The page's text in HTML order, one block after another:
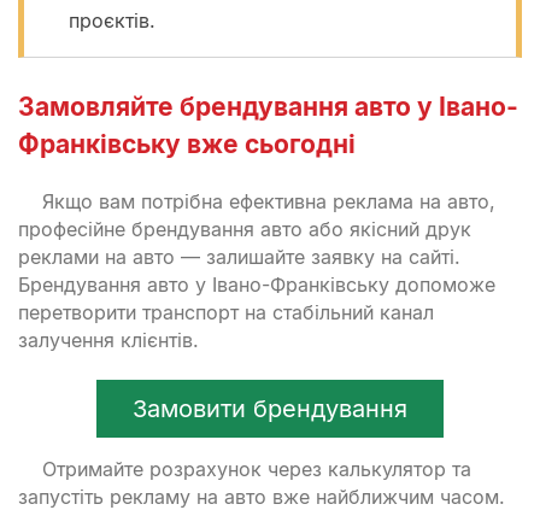
проєктів.
Замовляйте брендування авто у Івано-
Франківську вже сьогодні
Якщо вам потрібна ефективна реклама на авто,
професійне брендування авто або якісний друк
реклами на авто — залишайте заявку на сайті.
Брендування авто у Івано-Франківську допоможе
перетворити транспорт на стабільний канал
залучення клієнтів.
Замовити брендування
Отримайте розрахунок через калькулятор та
запустіть рекламу на авто вже найближчим часом.